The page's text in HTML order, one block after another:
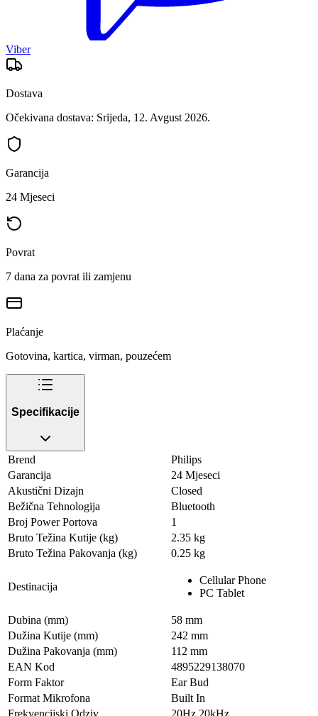
Viber
Dostava
Očekivana dostava: Srijeda, 12. Avgust 2026.
Garancija
24 Mjeseci
Povrat
7 dana za povrat ili zamjenu
Plaćanje
Gotovina, kartica, virman, pouzećem
Specifikacije
Brend
Philips
Garancija
24 Mjeseci
Akustični Dizajn
Closed
Bežična Tehnologija
Bluetooth
Broj Power Portova
1
Bruto Težina Kutije (kg)
2.35 kg
Bruto Težina Pakovanja (kg)
0.25 kg
Destinacija
Cellular Phone
PC Tablet
Dubina (mm)
58 mm
Dužina Kutije (mm)
242 mm
Dužina Pakovanja (mm)
112 mm
EAN Kod
4895229138070
Form Faktor
Ear Bud
Format Mikrofona
Built In
Frekvencijski Odziv
20Hz 20kHz